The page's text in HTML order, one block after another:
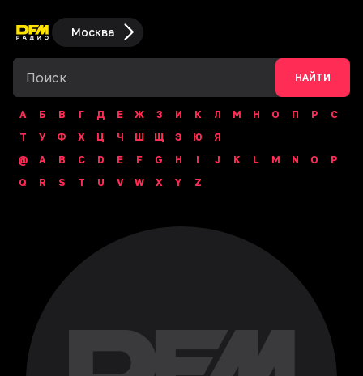
Москва
НАЙТИ
А Б В Г Д Е Ж З И К Л М Н О П Р
С
Т
У Ф Х Ц Ч Ш Щ Э Ю
Я
@
A B C D E F G H I J K L M N O
P
Q
R S T U V W X Y Z